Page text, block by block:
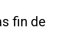
fin de